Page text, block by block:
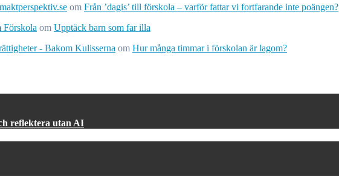
om Från ’dagis’ till förskola – varför fattar vi fortfarande inte poängen?
Förskola om Upptäck barn som far illa
- Bakom Kulisserna om Hur många timmar i förskolan är lagom?
reflektera utan AI